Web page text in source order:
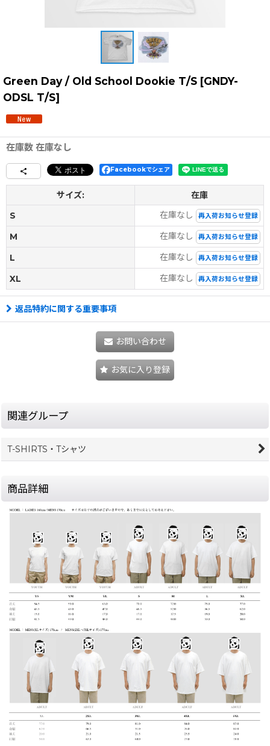
Green Day / Old School Dookie T/S [GNDY-
ODSL T/S]
在庫数 在庫なし
Facebookでシェア
サイズ:
在庫
S
在庫なし 再入荷お知らせ登録
M 在庫なし 再入荷お知らせ登録
L 在庫なし 再入荷お知らせ登録
XL 在庫なし 再入荷お知らせ登録
返品特約に関する重要事項
お問い合わせ
お気に入り登録
関連グループ
T-SHIRTS・Tシャツ
商品詳細